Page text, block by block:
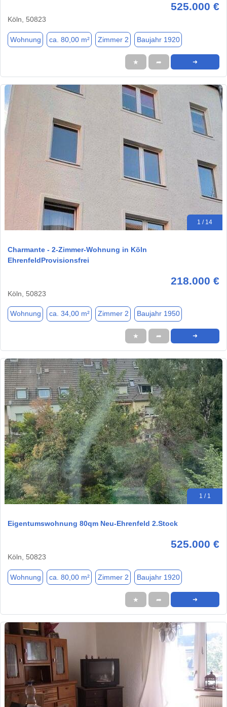
525.000 €
Köln, 50823
Wohnung ca. 80,00 m² Zimmer 2 Baujahr 1920
★ ➦ ➜
1 / 14
Charmante - 2-Zimmer-Wohnung in Köln
EhrenfeldProvisionsfrei
218.000 €
Köln, 50823
Wohnung ca. 34,00 m² Zimmer 2 Baujahr 1950
★ ➦ ➜
1 / 1
Eigentumswohnung 80qm Neu-Ehrenfeld 2.Stock
525.000 €
Köln, 50823
Wohnung ca. 80,00 m² Zimmer 2 Baujahr 1920
★ ➦ ➜